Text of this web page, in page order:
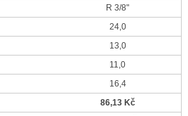
R 3/8"
24,0
13,0
11,0
16,4
86,13 Kč